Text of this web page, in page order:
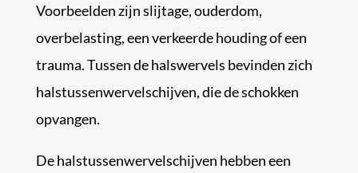
Voorbeelden zijn slijtage, ouderdom,
overbelasting, een verkeerde houding of een
trauma. Tussen de halswervels bevinden zich
halstussenwervelschijven, die de schokken
opvangen.
De halstussenwervelschijven hebben een